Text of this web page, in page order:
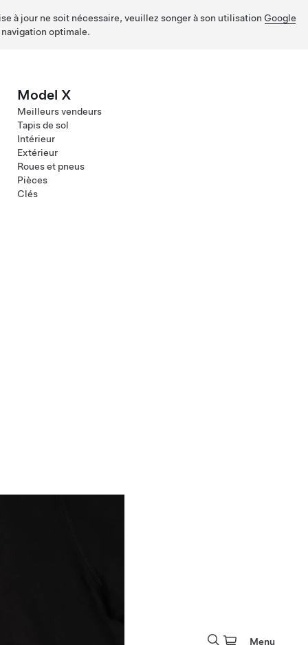
à jour ne soit nécessaire, veuillez songer à son utilisation Google
optimale.
Model X
Meilleurs vendeurs
Tapis de sol
Intérieur
Extérieur
Roues et pneus
Pièces
Clés
Menu